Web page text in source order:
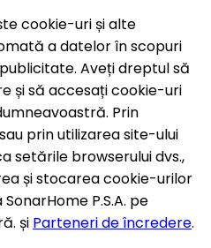
cookie-uri și alte
a datelor în scopuri
Aveți dreptul să
și să accesați cookie-uri
Prin
prin utilizarea site-ului
setările browserului dvs.,
și stocarea cookie-urilor
P.S.A. pe
și Parteneri de încredere.